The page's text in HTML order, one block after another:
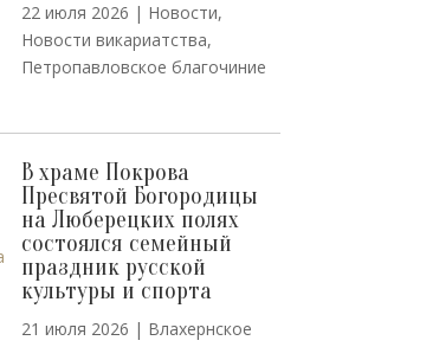
22 июля 2026 | Новости,
Новости викариатства,
Петропавловское благочиние
В храме Покрова
Пресвятой Богородицы
на Люберецких полях
состоялся семейный
праздник русской
культуры и спорта
21 июля 2026 | Влахернское